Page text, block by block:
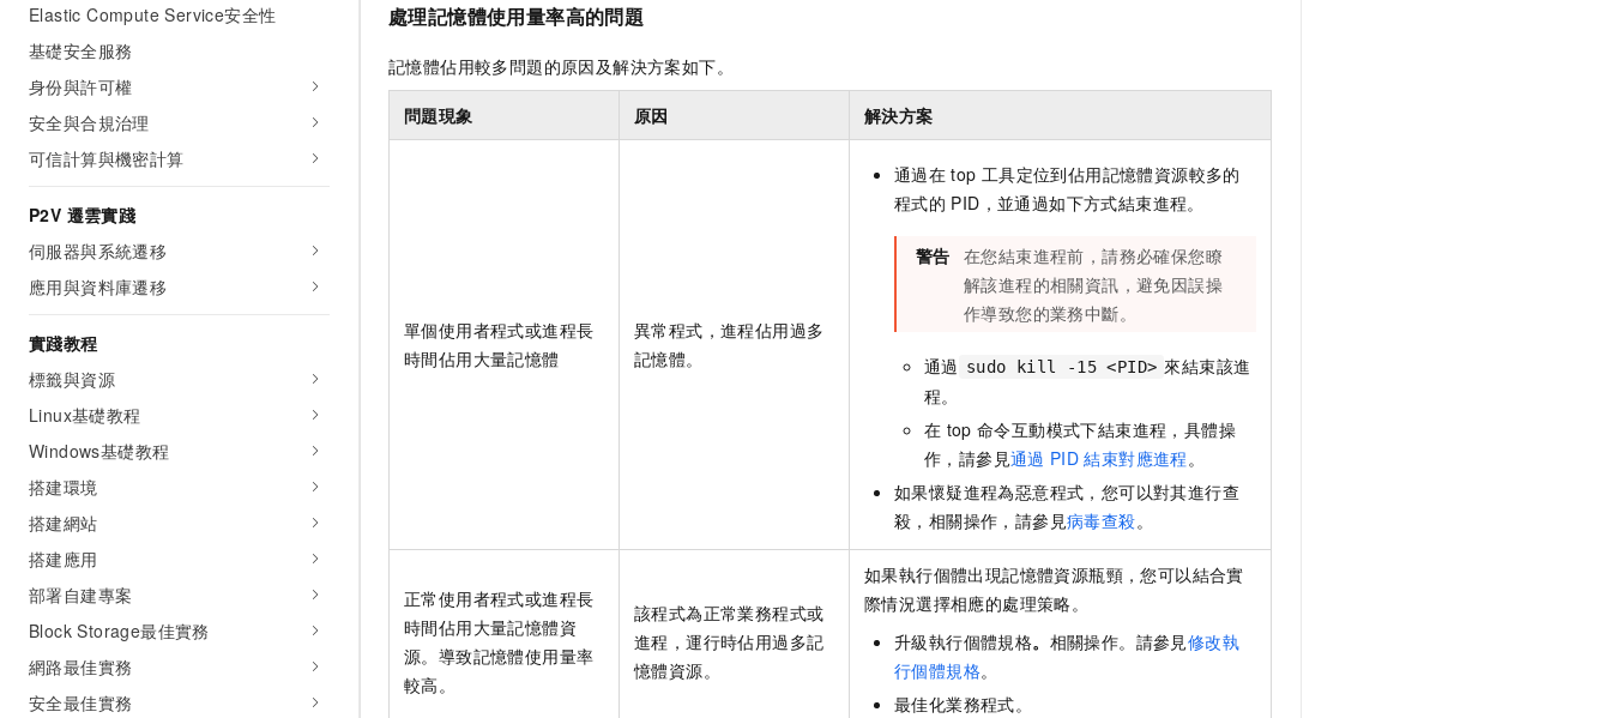
Elastic Compute Service安全性
基礎安全服務
身份與許可權
安全與合規治理
可信計算與機密計算
P2V 遷雲實踐
伺服器與系統遷移
應用與資料庫遷移
實踐教程
標籤與資源
Linux基礎教程
Windows基礎教程
搭建環境
搭建網站
搭建應用
部署自建專案
Block Storage最佳實務
網路最佳實務
安全最佳實務
處理記憶體使用量率高的問題
記憶體佔用較多問題的原因及解決方案如下。
問題現象 原因 解決方案
單個使用者程式或進程長
時間佔用大量記憶體
異常程式，進程佔用過多
記憶體。
通過在 top 工具定位到佔用記憶體資源較多的
程式的 PID，並通過如下方式結束進程。
警告 在您結束進程前，請務必確保您瞭
解該進程的相關資訊，避免因誤操
作導致您的業務中斷。
通過 sudo kill -15 <PID> 來結束該進
程。
在 top 命令互動模式下結束進程，具體操
作，請參見通過 PID 結束對應進程。
如果懷疑進程為惡意程式，您可以對其進行查
殺，相關操作，請參見病毒查殺。
正常使用者程式或進程長
時間佔用大量記憶體資
源。導致記憶體使用量率
較高。
該程式為正常業務程式或
進程，運行時佔用過多記
憶體資源。
如果執行個體出現記憶體資源瓶頸，您可以結合實
際情況選擇相應的處理策略。
升級執行個體規格。 相關操作。請參見修改執
行個體規格。
最佳化業務程式。